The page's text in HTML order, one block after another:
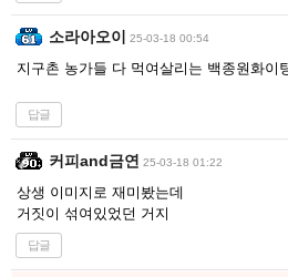
소라아오이 25-03-18 00:54
지구촌 농가들 다 먹여살리는 백종원화이
답글
커피and금연 25-03-18 01:22
상생 이미지로 재미봤는데
거짓이 섞여있었던 거지
답글